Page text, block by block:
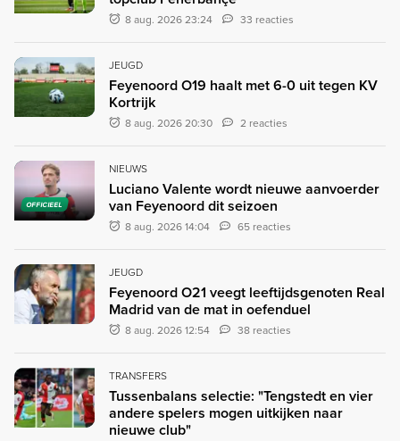
8 aug. 2026 23:24 33 reacties
JEUGD
Feyenoord O19 haalt met 6-0 uit tegen KV
Kortrijk
8 aug. 2026 20:30 2 reacties
OFFICIEEL
NIEUWS
Luciano Valente wordt nieuwe aanvoerder
van Feyenoord dit seizoen
8 aug. 2026 14:04 65 reacties
JEUGD
Feyenoord O21 veegt leeftijdsgenoten Real
Madrid van de mat in oefenduel
8 aug. 2026 12:54 38 reacties
TRANSFERS
Tussenbalans selectie: "Tengstedt en vier
andere spelers mogen uitkijken naar
nieuwe club"